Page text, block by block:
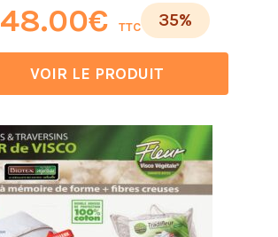
48.00€ TTC 35%
VOIR LE PRODUIT